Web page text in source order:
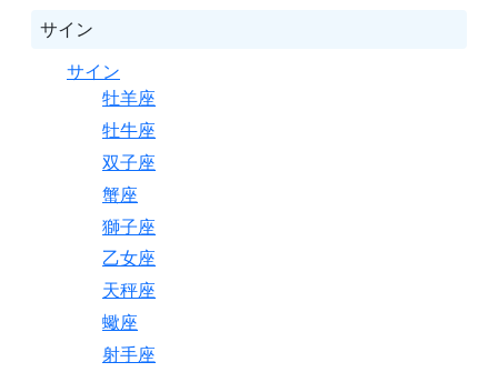
サイン
サイン
牡羊座
牡牛座
双子座
蟹座
獅子座
乙女座
天秤座
蠍座
射手座